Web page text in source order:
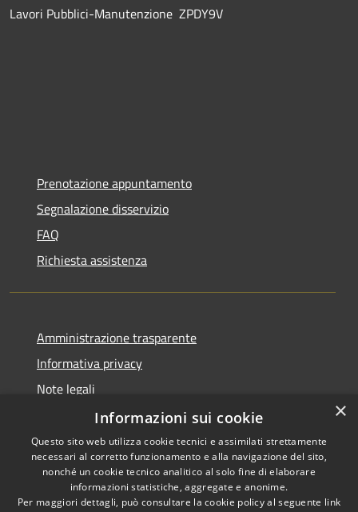
Lavori Pubblici-Manutenzione ZPDY9V
Prenotazione appuntamento
Segnalazione disservizio
FAQ
Richiesta assistenza
Amministrazione trasparente
Informativa privacy
Note legali
Dichiarazione di accessibilità
RSS
Copyright © 2026 • Comune di
×
Informazioni sui cookie
Questo sito web utilizza cookie tecnici e assimilati strettamente
necessari al corretto funzionamento e alla navigazione del sito,
nonché un cookie tecnico analitico al solo fine di elaborare
informazioni statistiche, aggregate e anonime.
Per maggiori dettagli, può consultare la cookie policy al seguente link